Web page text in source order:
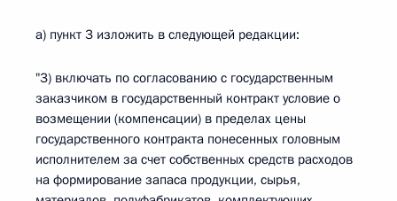
а) пункт 3 изложить в следующей редакции:
"3) включать по согласованию с государственным
заказчиком в государственный контракт условие о
возмещении (компенсации) в пределах цены
государственного контракта понесенных головным
исполнителем за счет собственных средств расходов
на формирование запаса продукции, сырья,